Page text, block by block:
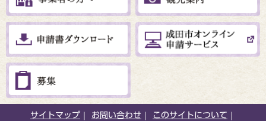
サイトマップ お問い合わせ
このサイトについて